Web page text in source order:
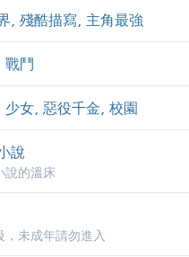
, 殘酷描寫, 主角最強
戰鬥
少女, 惡役千金, 校園
說
說的溫床
，未成年請勿進入